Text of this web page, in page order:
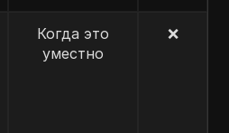
Когда это
уместно
❌